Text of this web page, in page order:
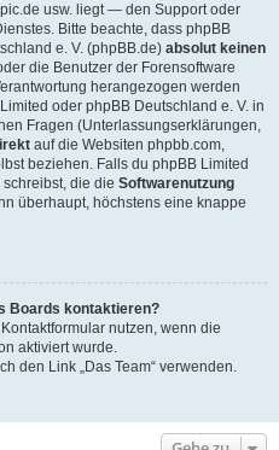
usw. liegt — den Support oder
Bitte beachte, dass phpBB
e. V. (phpBB.de) absolut keinen
die Benutzer der Forensoftware
herangezogen werden
oder phpBB Deutschland e. V. in
Fragen (Unterlassungserklärungen,
auf die Websiten phpbb.com,
beziehen. Falls du phpBB Limited
die die Softwarenutzung
überhaupt, höchstens eine knappe
Boards kontaktieren?
nutzen, wenn die
aktiviert wurde.
den Link „Das Team“ verwenden.